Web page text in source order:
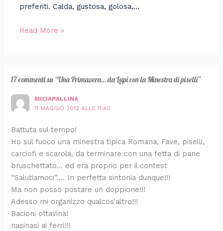
preferiti. Calda, gustosa, golosa,…
Read More »
17 commenti su “Una Primavera… da Lupi con la Minestra di piselli”
MICIAPALLINA
11 MAGGIO 2012 ALLE 11:40
Battuta sul tempo!
Ho sul fuoco una minestra tipica Romana, Fave, piselli,
carciofi e scarola, da terminare con una fetta di pane
bruschettato… ed era proprio per il contest
“Salutiamoci”…. In perfetta sintonia dunque!!!
Ma non posso postare un doppione!!!
Adesso mi organizzo qualcos’altro!!!
Bacioni ottavina!
nasinasi ai ferri!!!